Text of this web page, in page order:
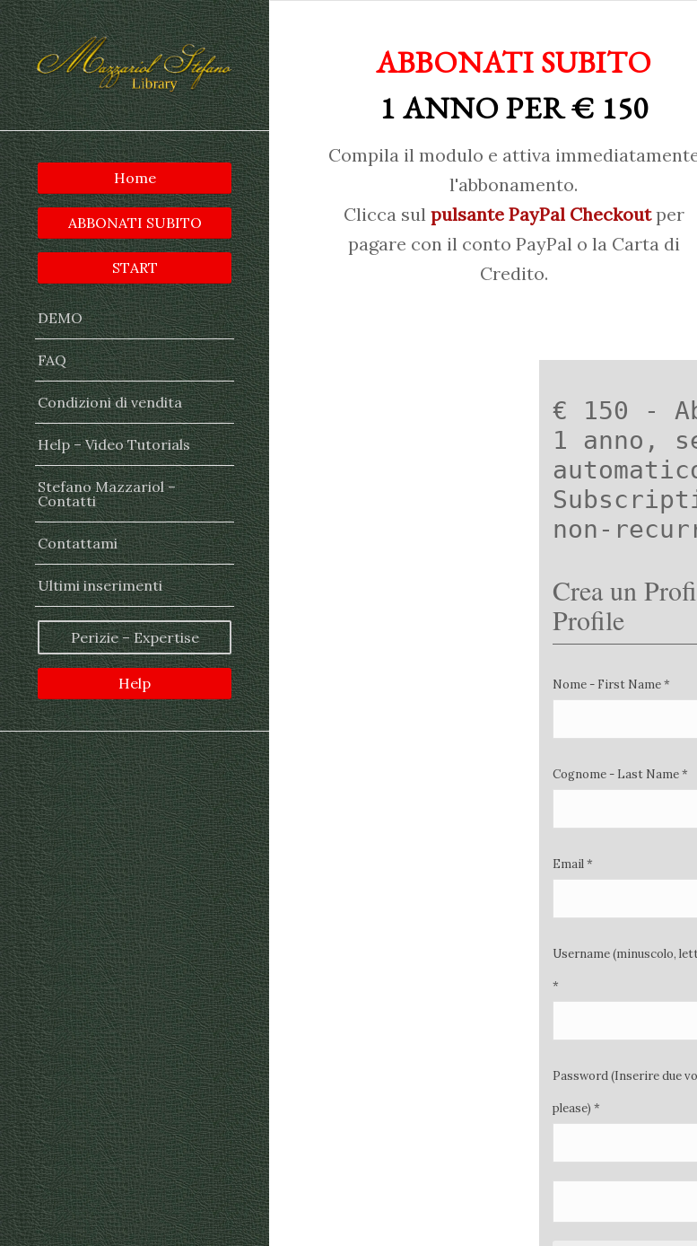
Home
ABBONATI SUBITO
START
DEMO
FAQ
Condizioni di vendita
Help – Video Tutorials
Stefano Mazzariol –
Contatti
Contattami
Ultimi inserimenti
Perizie – Expertise
Help
ABBONATI SUBITO
1 ANNO PER € 150
Compila il modulo e attiva
l'abbonamento.
Clicca sul pulsante PayPal Checkoutper
pagare con il conto PayPal o la Carta di
Credito.
€ 150 -
1 anno,
non-
Crea un
Profile
Nome - First Name *
Cognome - Last Name *
Email *
Username (minuscolo,
*
Password (Inserire due
please) *